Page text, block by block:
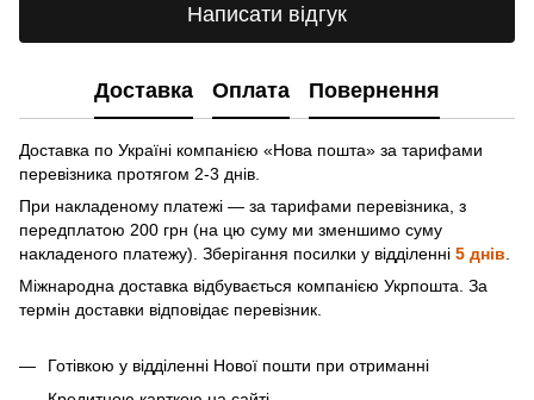
Написати відгук
Доставка Оплата Повернення
Доставка по Україні компанією «Нова пошта» зa тарифами
перевізника протягом 2-3 днів.
При накладеному платежі — за тарифами перевізника, з
передплатою 200 грн (на цю суму ми зменшимо суму
накладеного платежу). Зберігання посилки у відділенні 5 днів
Міжнародна доставка відбувається компанією Укрпошта. За
термін доставки відповідає перевізник.
Готівкою у відділенні Нової пошти при отриманні